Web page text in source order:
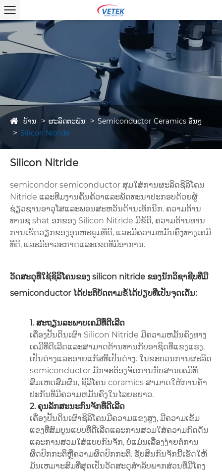
ບ້ານ ຜະລິດຕະພັນ
Semiconductor Ceramics ອື່ນໆ
Silicon Nitride
Silicon Nitride
semicondor semiconductor ສຸມໃສ່ການຜະລິດຊິລິໂຄນ
Nitride ແລະທີມງານຄົ້ນຄ້ວາແລະພັດທະນາປະກອບດ້ວຍຜູ້
ຊ່ຽວຊານອາວຸໂສແລະພອນສະຫວັນດ້ານເທັກນິກ. ຄວາມຕ້ານ
ທານຊ shat ອກຂອງ Silicon Nitride ມີຂໍ້ດີ, ຄວາມຕ້ານທານ
ການເຮັດວຽກຂອງອຸນຫະພູມທີ່ດີ, ແລະມີຄວາມຫມັ້ນຄົງທາງເຄມີ
ທີ່ດີ, ແລະມີອາວະກາດແລະເຂດທີ່ມີອາການ.
ວັດສະດຸທີ່ໃຊ້ຊິລິໂຄນຂອງ silicon nitride ຂອງນັກວິຊາຊີບທີ່ມີ
semiconductor ໄດ້ປະຕິບັດຕາມຂໍ້ໄດ້ປຽບທີ່ເປັນຈຸດເດັ່ນ:
1. ສະຖຽນລະພາບເຄມີທີ່ດີເລີດ
ເຄື່ອງປັ້ນດິນເຜົາ Silicon Nitride ມີຄວາມຫມັ້ນຄົງທາງ
ເຄມີທີ່ດີເລີດແລະສາມາດຕ້ານທານກັບອາຊິດທີ່ແຂງແຮງ,
ເປັນດ່າງແລະອາຍແກັສທີ່ເປັນດ່າງ. ໃນຂະບວນການຜະລິດ
semiconductor ມັກຈະຕ້ອງຈັດການກັບສານເຄມີທີ່
ສົມເຫດສົມຜົນ, ຊິລິໂຄນ coramics ສາມາດໃຫ້ການຄ້ໍາ
ປະກັນທີ່ມີຄວາມຫມັ້ນຄົງໃນໄລຍະຍາວ.
2. ຄຸນລັກສະນະກົນຈັກທີ່ດີເລີດ
ເຄື່ອງປັ້ນດິນເຜົາຊິລິໂຄນມີຄວາມແຂງສູງ, ມີຄວາມເຂັ້ມ
ແຂງທີ່ສົມບູນແບບທີ່ດີເລີດແລະການສວມໃສ່ຄວາມກົດດັນ
ແລະການສວມໃສ່ແບບກົນຈັກ, ບໍ່ແມ່ນເລື່ອງງ່າຍຕໍ່ການ
ຜິດປົກກະຕິຫຼືຄວາມຜິດປົກກະຕິ. ຊັບສິນກົນຈັກນີ້ເຮັດໃຫ້
ມັນເຫມາະສົມທີ່ສຸດເປັນວັດສະດຸສໍາລັບພາກສ່ວນທີ່ມີໂຄງ